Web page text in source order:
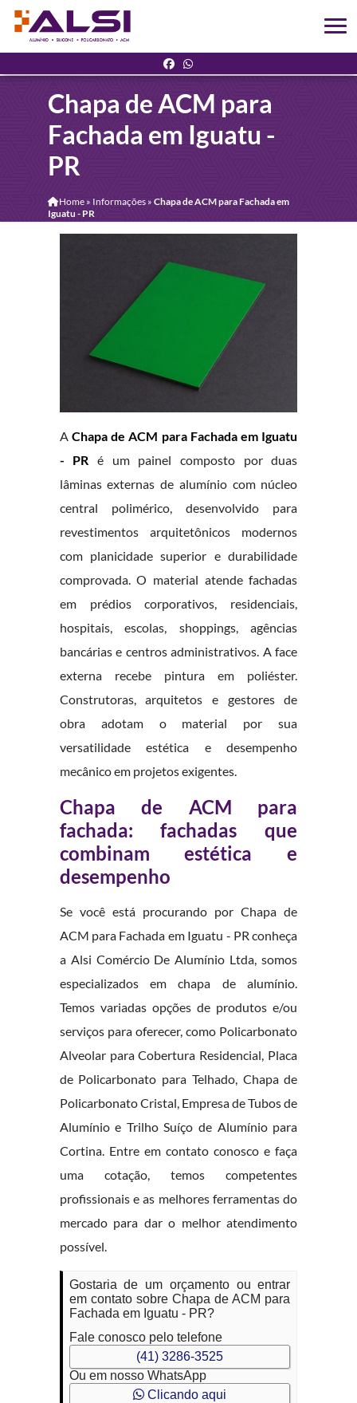
Chapa de ACM para
Fachada em Iguatu -
PR
Home» Informações » Chapa de ACM para Fachada em
Iguatu - PR
A Chapa de ACM para Fachada em Iguatu
- PR é um painel composto por duas
lâminas externas de alumínio com núcleo
central polimérico, desenvolvido para
revestimentos arquitetônicos modernos
com planicidade superior e durabilidade
comprovada. O material atende fachadas
em prédios corporativos, residenciais,
hospitais, escolas, shoppings, agências
bancárias e centros administrativos. A face
externa recebe pintura em poliéster.
Construtoras, arquitetos e gestores de
obra adotam o material por sua
versatilidade estética e desempenho
mecânico em projetos exigentes.
Chapa de ACM para
fachada: fachadas que
combinam estética e
desempenho
Se você está procurando por Chapa de
ACM para Fachada em Iguatu - PR conheça
a Alsi Comércio De Alumínio Ltda, somos
especializados em chapa de alumínio.
Temos variadas opções de produtos e/ou
serviços para oferecer, como Policarbonato
Alveolar para Cobertura Residencial, Placa
de Policarbonato para Telhado, Chapa de
Policarbonato Cristal, Empresa de Tubos de
Alumínio e Trilho Suíço de Alumínio para
Cortina. Entre em contato conosco e faça
uma cotação, temos competentes
profissionais e as melhores ferramentas do
mercado para dar o melhor atendimento
possível.
Gostaria de um orçamento ou entrar
em contato sobre Chapa de ACM para
Fachada em Iguatu - PR?
Fale conosco pelo telefone
(41) 3286-3525
Ou em nosso WhatsApp
Clicando aqui